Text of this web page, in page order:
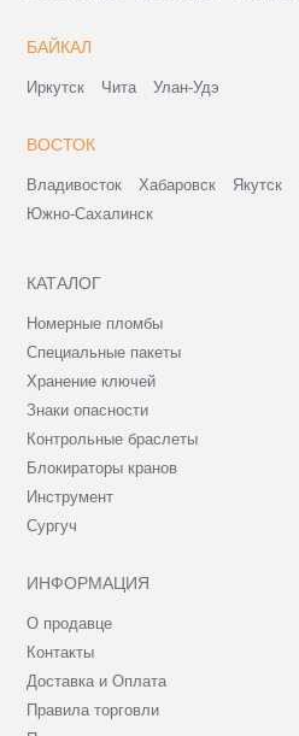
БАЙКАЛ
Иркутск Чита Улан-Удэ
ВОСТОК
Владивосток Хабаровск Якутск
Южно-Сахалинск
КАТАЛОГ
Номерные пломбы
Специальные пакеты
Хранение ключей
Знаки опасности
Контрольные браслеты
Блокираторы кранов
Инструмент
Сургуч
ИНФОРМАЦИЯ
О продавце
Контакты
Доставка и Оплата
Правила торговли